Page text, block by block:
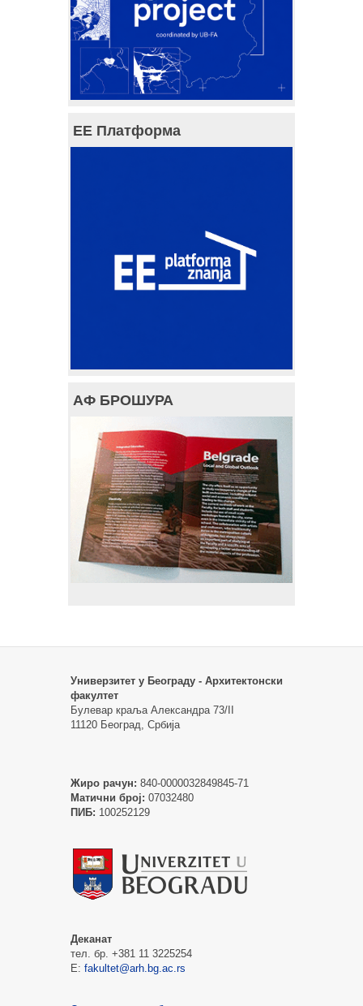
ЕЕ Платформа
АФ БРОШУРА
Универзитет у Београду - Архитектонски
факултет
Булевар краља Александра 73/II
11120 Београд, Србија
Жиро рачун: 840-0000032849845-71
Матични број: 07032480
ПИБ: 100252129
Деканат
тел. бр. +381 11 3225254
Е: fakultet@arh.bg.ac.rs